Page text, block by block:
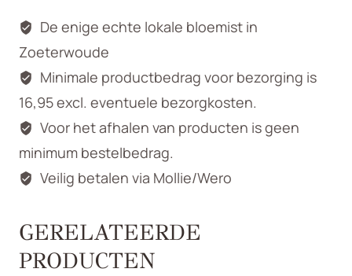
De enige echte lokale bloemist in
Zoeterwoude
Minimale productbedrag voor bezorging is
16,95 excl. eventuele bezorgkosten.
Voor het afhalen van producten is geen
minimum bestelbedrag.
Veilig betalen via Mollie/Wero
GERELATEERDE
PRODUCTEN